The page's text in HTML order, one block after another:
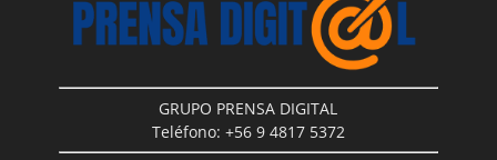
GRUPO PRENSA DIGITAL
Teléfono: +56 9 4817 5372